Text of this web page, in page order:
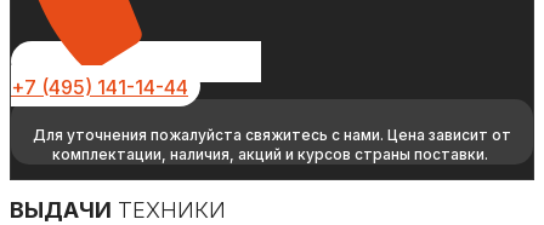
+7 (495) 141-14-44
Для уточнения пожалуйста свяжитесь с нами. Цена зависит от
комплектации, наличия, акций и курсов страны поставки.
ВЫДАЧИ ТЕХНИКИ